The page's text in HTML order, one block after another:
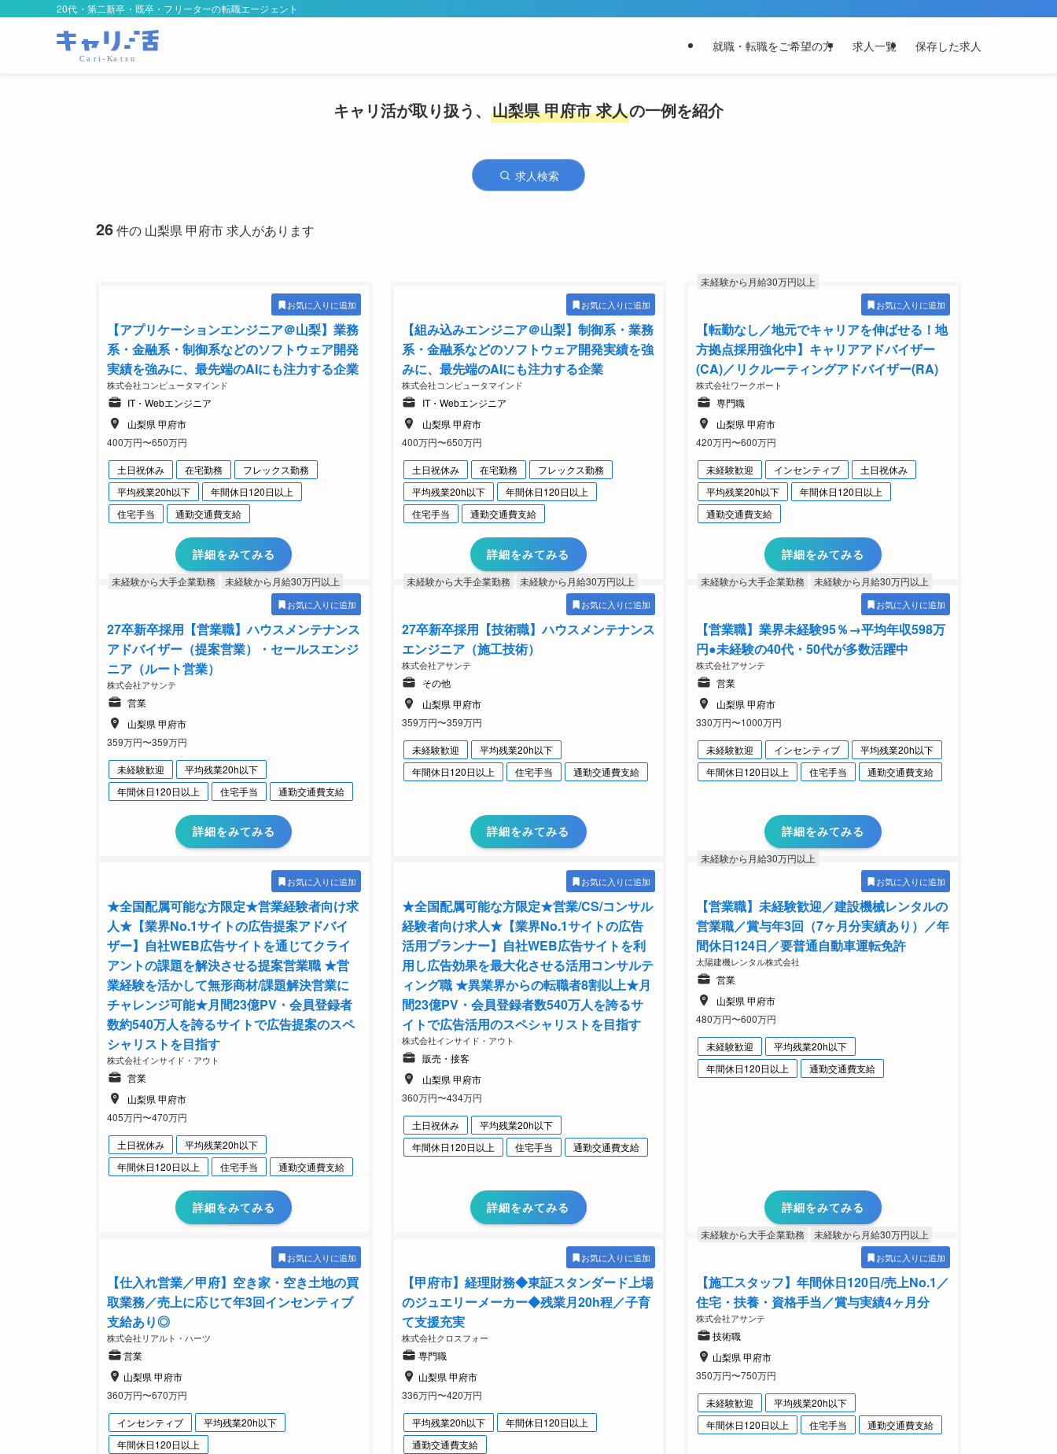
20代・第二新卒・既卒・フリーターの転職エージェント
就職・転職をご希望の方 求人一覧 保存した求人
キャリ活が取り扱う、 山梨県 甲府市 求人の一例を紹介
求人検索
26件の 山梨県 甲府市 求人があります
お気に入りに追加
【アプリケーションエンジニア＠山梨】業務
系・金融系・制御系などのソフトウェア開発
実績を強みに、最先端のAIにも注力する企業
株式会社コンピュータマインド
IT・Webエンジニア
山梨県 甲府市
400万円〜650万円
土日祝休み 在宅勤務
フレックス勤務
平均残業20h以下
年間休日120日以上
住宅手当
通勤交通費支給
詳細をみてみる
お気に入りに追加
【組み込みエンジニア＠山梨】制御系・業務
系・金融系などのソフトウェア開発実績を強
みに、最先端のAIにも注力する企業
株式会社コンピュータマインド
IT・Webエンジニア
山梨県 甲府市
400万円〜650万円
土日祝休み 在宅勤務
フレックス勤務
平均残業20h以下
年間休日120日以上
住宅手当
通勤交通費支給
詳細をみてみる
未経験から月給30万円以上
お気に入りに追加
【転勤なし／地元でキャリアを伸ばせる！地
方拠点採用強化中】キャリアアドバイザー
(CA)／リクルーティングアドバイザー(RA)
株式会社ワークポート
専門職
山梨県 甲府市
420万円〜600万円
未経験歓迎 インセンティブ
土日祝休み
平均残業20h以下
年間休日120日以上
通勤交通費支給
詳細をみてみる
未経験から大手企業勤務 未経験から月給30万円以上
お気に入りに追加
27卒新卒採用【営業職】ハウスメンテナンス
アドバイザー（提案営業）・セールスエンジ
ニア（ルート営業）
株式会社アサンテ
営業
山梨県 甲府市
359万円〜359万円
未経験歓迎
平均残業20h以下
年間休日120日以上
住宅手当 通勤交通費支給
詳細をみてみる
未経験から大手企業勤務 未経験から月給30万円以上
お気に入りに追加
27卒新卒採用【技術職】ハウスメンテナンス
エンジニア（施工技術）
株式会社アサンテ
その他
山梨県 甲府市
359万円〜359万円
未経験歓迎
平均残業20h以下
年間休日120日以上
住宅手当 通勤交通費支給
詳細をみてみる
未経験から大手企業勤務 未経験から月給30万円以上
お気に入りに追加
【営業職】業界未経験95％→平均年収598万
円●未経験の40代・50代が多数活躍中
株式会社アサンテ
営業
山梨県 甲府市
330万円〜1000万円
未経験歓迎 インセンティブ
平均残業20h以下
年間休日120日以上
住宅手当 通勤交通費支給
詳細をみてみる
お気に入りに追加
★全国配属可能な方限定★営業経験者向け求
人★【業界No.1サイトの広告提案アドバイ
ザー】自社WEB広告サイトを通じてクライ
アントの課題を解決させる提案営業職 ★営
業経験を活かして無形商材/課題解決営業に
チャレンジ可能★月間23億PV・会員登録者
数約540万人を誇るサイトで広告提案のスペ
シャリストを目指す
株式会社インサイド・アウト
営業
山梨県 甲府市
405万円〜470万円
土日祝休み
平均残業20h以下
年間休日120日以上
住宅手当 通勤交通費支給
詳細をみてみる
お気に入りに追加
★全国配属可能な方限定★営業/CS/コンサル
経験者向け求人★【業界No.1サイトの広告
活用プランナー】自社WEB広告サイトを利
用し広告効果を最大化させる活用コンサルテ
ィング職 ★異業界からの転職者8割以上★月
間23億PV・会員登録者数540万人を誇るサ
イトで広告活用のスペシャリストを目指す
株式会社インサイド・アウト
販売・接客
山梨県 甲府市
360万円〜434万円
土日祝休み
平均残業20h以下
年間休日120日以上
住宅手当 通勤交通費支給
詳細をみてみる
未経験から月給30万円以上
お気に入りに追加
【営業職】未経験歓迎／建設機械レンタルの
営業職／賞与年3回（7ヶ月分実績あり）／年
間休日124日／要普通自動車運転免許
太陽建機レンタル株式会社
営業
山梨県 甲府市
480万円〜600万円
未経験歓迎
平均残業20h以下
年間休日120日以上
通勤交通費支給
詳細をみてみる
お気に入りに追加
【仕入れ営業／甲府】空き家・空き土地の買
取業務／売上に応じて年3回インセンティブ
支給あり◎
株式会社リアルト・ハーツ
営業
山梨県 甲府市
360万円〜670万円
インセンティブ
平均残業20h以下
年間休日120日以上
お気に入りに追加
【甲府市】経理財務◆東証スタンダード上場
のジュエリーメーカー◆残業月20h程／子育
て支援充実
株式会社クロスフォー
専門職
山梨県 甲府市
336万円〜420万円
平均残業20h以下
年間休日120日以上
通勤交通費支給
未経験から大手企業勤務 未経験から月給30万円以上
お気に入りに追加
【施工スタッフ】年間休日120日/売上No.1／
住宅・扶養・資格手当／賞与実績4ヶ月分
株式会社アサンテ
技術職
山梨県 甲府市
350万円〜750万円
未経験歓迎
平均残業20h以下
年間休日120日以上
住宅手当 通勤交通費支給